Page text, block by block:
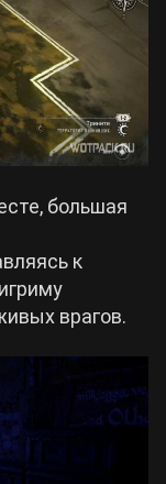
большая
к
врагов.